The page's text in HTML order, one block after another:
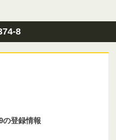
8
の登録情報